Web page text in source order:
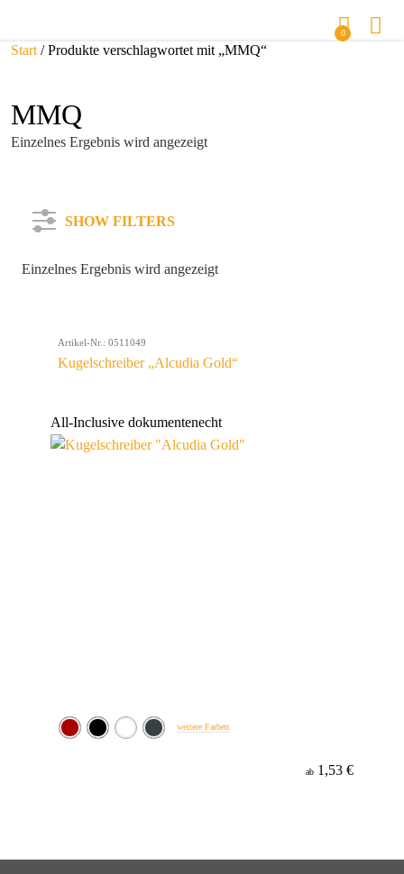
0
Start / Produkte verschlagwortet mit „MMQ“
MMQ
Einzelnes Ergebnis wird angezeigt
SHOW FILTERS
Farbe
Einzelnes Ergebnis wird angezeigt
Artikel-Nr.: 0511049
Kugelschreiber „Alcudia Gold“
All-Inclusive dokumentenecht
weitere Farben
ab 1,53 €